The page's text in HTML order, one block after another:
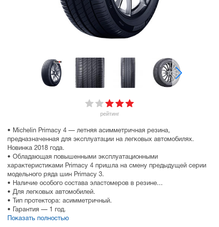
рейтинг
• Michelin Primacy 4 — летняя асимметричная резина,
предназначенная для эксплуатации на легковых автомобилях.
Новинка 2018 года.
• Обладающая повышенными эксплуатационными
характеристиками Primacy 4 пришла на смену предыдущей серии
модельного ряда шин Primacy 3.
• Наличие особого состава эластомеров в резине...
• Для легковых автомобилей.
• Тип протектора: асимметричный.
• Гарантия — 1 год.
Показать полностью